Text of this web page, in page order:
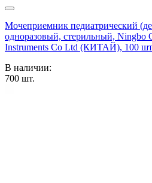
Мочеприемник педиатрический
одноразовый, стерильный, Ningbo
Instruments Co Ltd (КИТАЙ), 100 шт
В наличии:
700 шт.